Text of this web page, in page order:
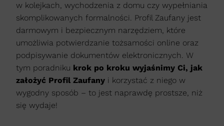
w kolejkach, wychodzenia z domu czy wypełniania
skomplikowanych formalności. Profil Zaufany jest
darmowym i bezpiecznym narzędziem, które
umożliwia potwierdzanie tożsamości online oraz
podpisywanie dokumentów elektronicznych. W
tym poradniku krok po kroku wyjaśnimy Ci, jak
założyć Profil Zaufany i korzystać z niego w
wygodny sposób – to jest naprawdę prostsze, niż
się wydaje!